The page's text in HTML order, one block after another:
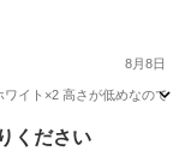
8月8日
イト×2 高さが低めなの
ください